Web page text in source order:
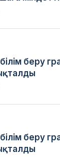
беру
беру